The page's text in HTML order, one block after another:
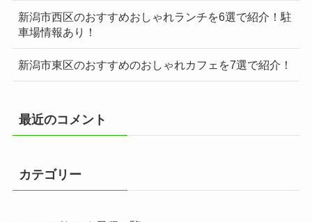
新潟市西区のおすすめおしゃれランチを6選で紹介！駐
車場情報あり！
新潟市東区のおすすめのおしゃれカフェを7選で紹介！
最近のコメント
カテゴリー